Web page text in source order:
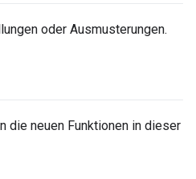
oder Ausmusterungen.
die neuen Funktionen in dieser